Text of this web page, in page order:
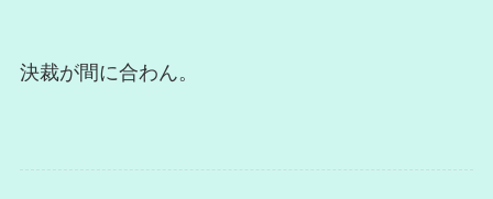
決裁が間に合わん。